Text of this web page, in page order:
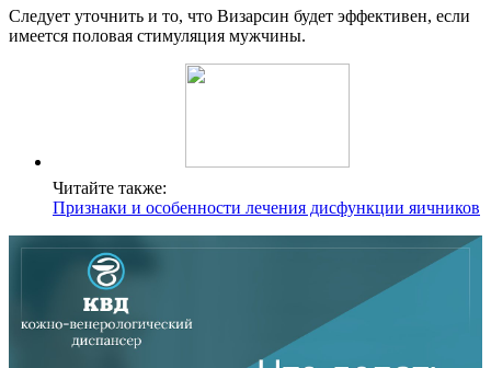
Следует уточнить и то, что Визарсин будет эффективен, если
имеется половая стимуляция мужчины.
Читайте также:
Признаки и особенности лечения дисфункции яичников